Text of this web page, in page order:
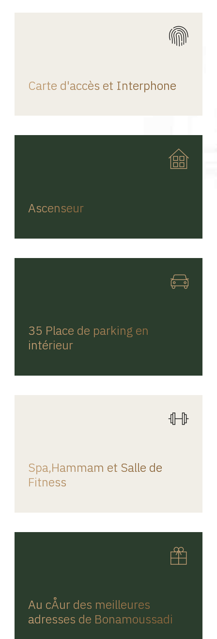
Carte d'accès et Interphone
Ascenseur
35 Place de parking en
intérieur
Spa,Hammam et Salle de
Fitness
Au cÅur des meilleures
adresses de Bonamoussadi